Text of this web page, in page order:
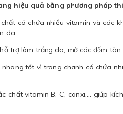
hiệu quả bằng phương pháp
có chứa nhiều vitamin và các
da.
trợ làm trắng da, mờ các đốm tàn
nhang tốt vì trong chanh có chứa
chất vitamin B, C, canxi,... giúp